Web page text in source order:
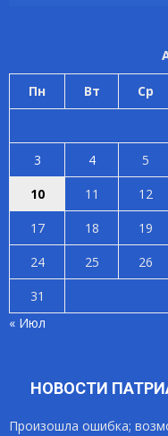
Пн Вт Ср
3
4 5
10
11 12
17
18 19
24
25 26
31
« Июл
НОВОСТИ
Произошла ошибка;